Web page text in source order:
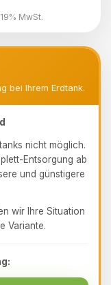
MwSt.
bei Ihrem Erdtank.
nicht möglich.
Entsorgung ab
und günstigere
wir Ihre Situation
Variante.